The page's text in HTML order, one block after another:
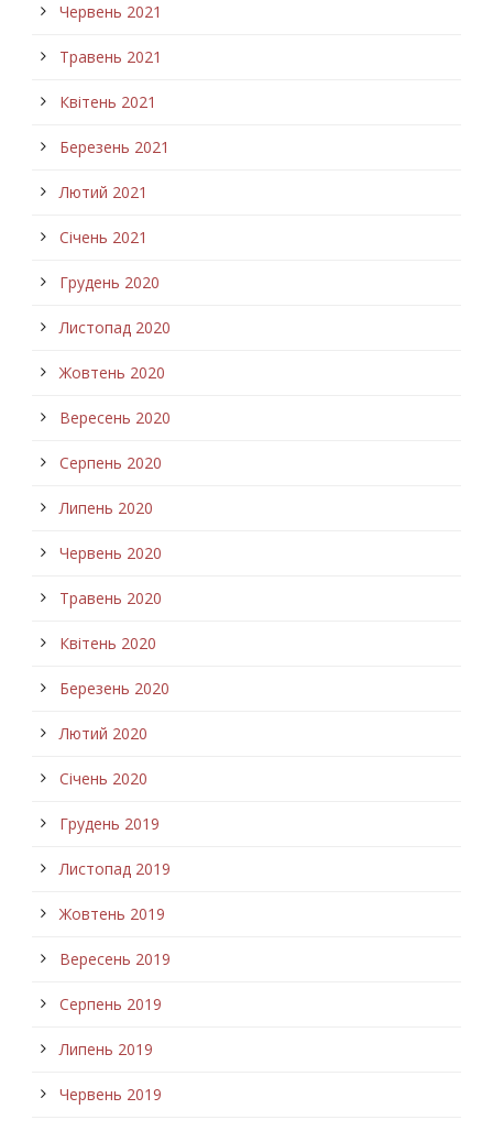
Червень 2021
Травень 2021
Квітень 2021
Березень 2021
Лютий 2021
Січень 2021
Грудень 2020
Листопад 2020
Жовтень 2020
Вересень 2020
Серпень 2020
Липень 2020
Червень 2020
Травень 2020
Квітень 2020
Березень 2020
Лютий 2020
Січень 2020
Грудень 2019
Листопад 2019
Жовтень 2019
Вересень 2019
Серпень 2019
Липень 2019
Червень 2019